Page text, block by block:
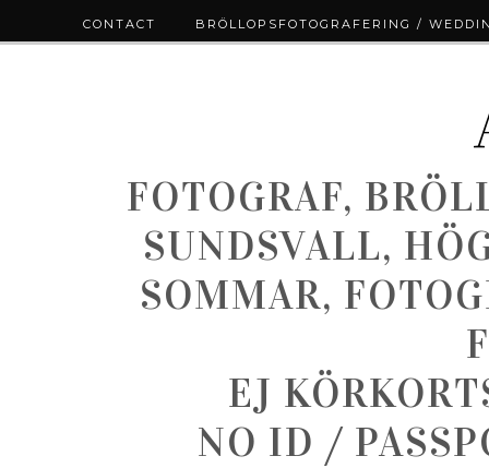
FOTOGRAF,
SUNDSVALL,
SOMMAR,
EJ
NO ID /
CONTACT BRÖLLOPSFOTOGRAFERING /